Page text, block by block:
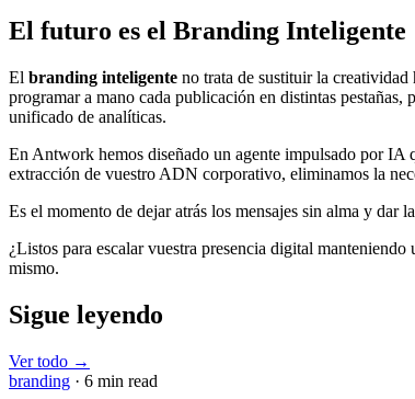
El futuro es el Branding Inteligente
El branding inteligente no trata de sustituir la creatividad
programar a mano cada publicación en distintas
unificado de analíticas.
En Antwork hemos diseñado un agente impulsado por IA
extracción de vuestro ADN corporativo, eliminamos la
Es el momento de dejar atrás los mensajes sin alma y dar
¿Listos para escalar vuestra presencia digital
mismo.
Sigue leyendo
Ver todo →
branding · 6 min read